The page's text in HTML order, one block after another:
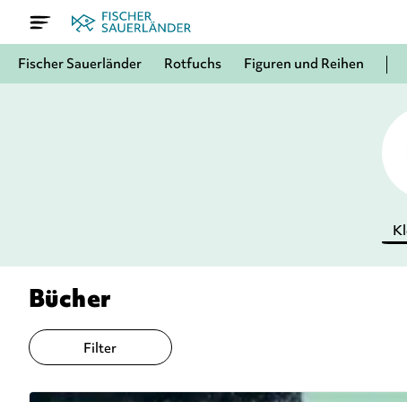
Fischer Sauerländer Rotfuchs Figuren und Reihen
Bücher
Filter